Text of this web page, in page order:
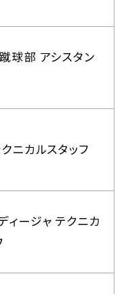
球部 アシスタン
ニカルスタッフ
ィージャ テクニカ